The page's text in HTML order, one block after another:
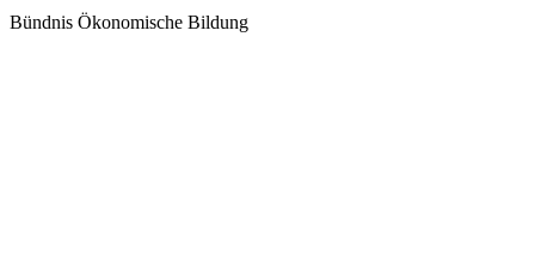
Bündnis Ökonomische Bildung